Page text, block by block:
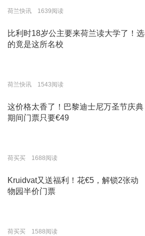
荷兰快讯 1639阅读
比利时18岁公主要来荷兰读大学了！选
的竟是这所名校
荷兰快讯 1543阅读
这价格太香了！巴黎迪士尼万圣节庆典
期间门票只要€49
荷买买 1688阅读
Kruidvat又送福利！花€5，解锁2张动
物园半价门票
荷买买 1588阅读